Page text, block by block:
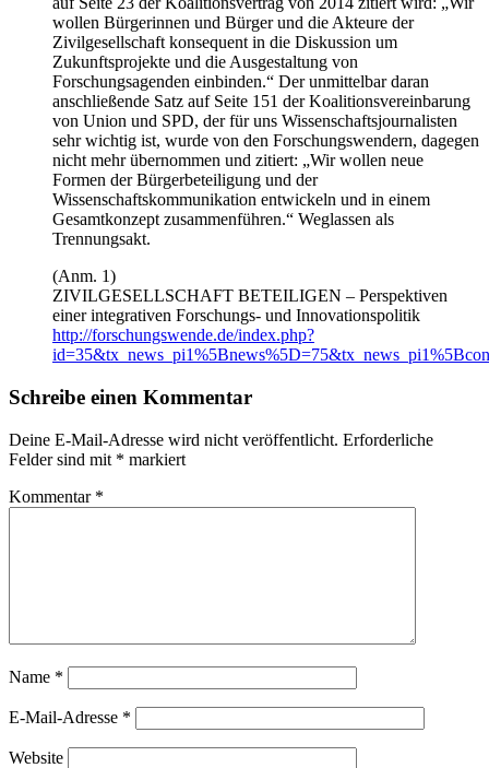
wollen Bürgerinnen und Bürger und die Akteure der
Zivilgesellschaft konsequent in die Diskussion um
Zukunftsprojekte und die Ausgestaltung von
Forschungsagenden einbinden.“ Der unmittelbar daran
anschließende Satz auf Seite 151 der Koalitionsvereinbarung
von Union und SPD, der für uns Wissenschaftsjournalisten
sehr wichtig ist, wurde von den Forschungswendern, dagegen
nicht mehr übernommen und zitiert: „Wir wollen neue
Formen der Bürgerbeteiligung und der
Wissenschaftskommunikation entwickeln und in einem
Gesamtkonzept zusammenführen.“ Weglassen als
Trennungsakt.
(Anm. 1)
ZIVILGESELLSCHAFT BETEILIGEN – Perspektiven
einer integrativen Forschungs- und Innovationspolitik
http://forschungswende.de/index.php?
Schreibe einen Kommentar
Deine E-Mail-Adresse wird nicht veröffentlicht. Erforderliche
Felder sind mit * markiert
Kommentar *
Name *
E-Mail-Adresse *
Website